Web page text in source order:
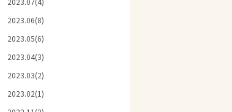
2023.06(8)
2023.05(6)
2023.04(3)
2023.03(2)
2023.02(1)